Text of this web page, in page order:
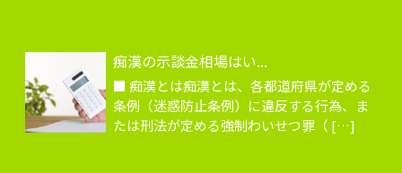
痴漢の示談金相場はい...
■ 痴漢とは痴漢とは、各都道府県が定める
条例（迷惑防止条例）に違反する行為、ま
たは刑法が定める強制わいせつ罪（ […]